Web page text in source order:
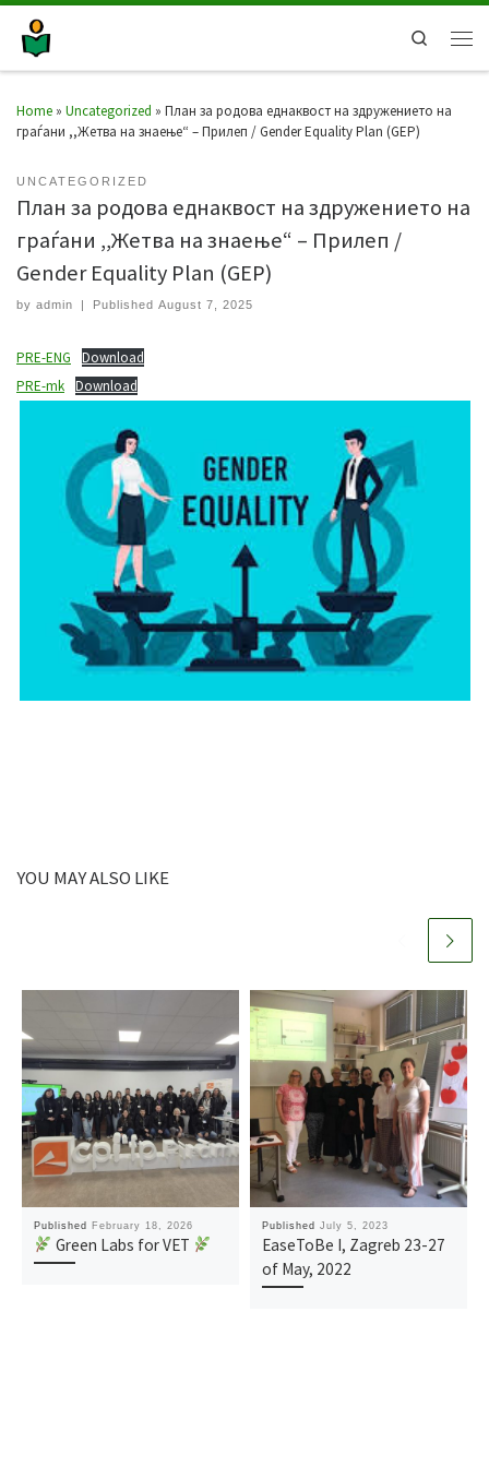
Search
Home » Uncategorized » План за родова еднаквост на здружението на
граѓани ,,Жетва на знаење“ – Прилеп / Gender Equality Plan (GEP)
UNCATEGORIZED
План за родова еднаквост на здружението на
граѓани ,,Жетва на знаење“ – Прилеп /
Gender Equality Plan (GEP)
by admin | PublishedAugust 7, 2025
PRE-ENG
Download
PRE-mk Download
YOU MAY ALSO LIKE
Published February 18, 2026
Green Labs for VET
Published July 5, 2023
EaseToBe I, Zagreb 23-27
of May, 2022